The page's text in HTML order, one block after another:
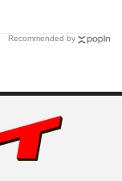
Recommended by